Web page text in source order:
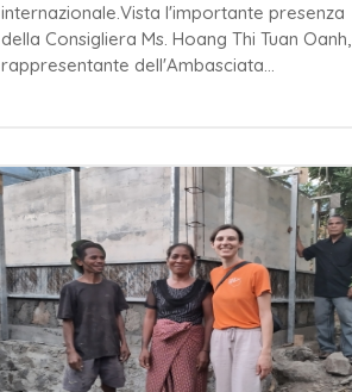
internazionale.Vista l'importante presenza
della Consigliera Ms. Hoang Thi Tuan Oanh,
rappresentante dell'Ambasciata…